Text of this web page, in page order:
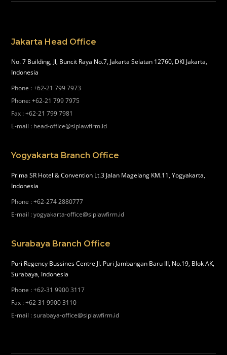
Jakarta Head Office
No. 7 Building, Jl, Buncit Raya No.7, Jakarta Selatan 12760, DKI Jakarta,
Indonesia
Phone :+62-21 799 7973
Phone:+62-21 799 7975
Fax :+62-21 799 7981
E-mail : head-office@siplawfirm.id
Yogyakarta Branch Office
Prima SR Hotel & Convention Lt.3 Jalan Magelang KM.11, Yogyakarta,
Indonesia
Phone :+62-274 2880777
E-mail :yogyakarta-office@siplawfirm.id
Surabaya Branch Office
Puri Regency Bussines Centre Jl. Puri Jambangan Baru III, No.19, Blok AK,
Surabaya, Indonesia
Phone :+62-31 9900 3117
Fax :+62-31 9900 3110
E-mail :surabaya-office@siplawfirm.id